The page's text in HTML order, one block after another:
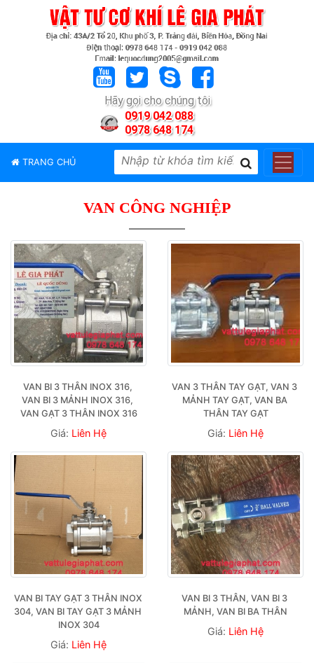
Hãy gọi cho chúng tôi
0919 042 088
0978 648 174
TRANG CHỦ
PHẨM
HIỆU
LIÊN
HỆ
VAN CÔNG NGHIỆP
VAN BI 3 THÂN INOX 316,
VAN BI 3 MẢNH INOX 316,
VAN GẠT 3 THÂN INOX 316
Giá: Liên Hệ
VAN 3 THÂN TAY GẠT, VAN 3
MẢNH TAY GẠT, VAN BA
THÂN TAY GẠT
Giá: Liên Hệ
VAN BI TAY GẠT 3 THÂN INOX
304, VAN BI TAY GẠT 3 MẢNH
INOX 304
Giá: Liên Hệ
VAN BI 3 THÂN, VAN BI 3
MẢNH, VAN BI BA THÂN
Giá: Liên Hệ